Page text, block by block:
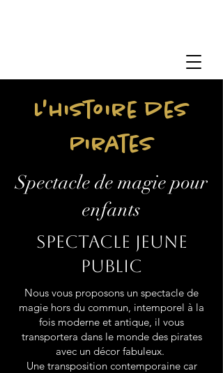
L'histoire des
Pirates
Spectacle de magie pour
enfants
Spectacle jeune
public
Nous vous proposons un spectacle de
magie hors du commun, intemporel à la
fois moderne et antique, il vous
transportera dans le monde des pirates
avec un décor fabuleux.
Une transposition contemporaine car